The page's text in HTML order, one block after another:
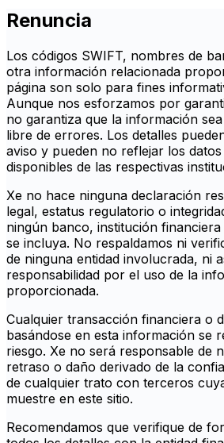
Renuncia
Los códigos SWIFT, nombres de
otra información relacionada
página son solo para fines
Aunque nos esforzamos por
no garantiza que la información
libre de errores. Los detalles
aviso y pueden no reflejar los
disponibles de las respectivas
Xe no hace ninguna declaración
legal, estatus regulatorio o
ningún banco, institución
se incluya. No respaldamos ni
de ninguna entidad involucrada, ni
responsabilidad por el uso de la
proporcionada.
Cualquier transacción financiera o
basándose en esta información se
riesgo. Xe no será responsable de
retraso o daño derivado de la
de cualquier trato con terceros
muestre en este sitio.
Recomendamos que verifique de